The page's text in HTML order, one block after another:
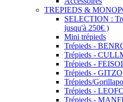
TREPIEDS &
SELECTION :
jusqu'à 250€ )
Mini trépieds
Trépieds -
Trépieds -
Trépieds -
Trépieds - GITZO
Trépieds/
Trépieds -
Trépieds -